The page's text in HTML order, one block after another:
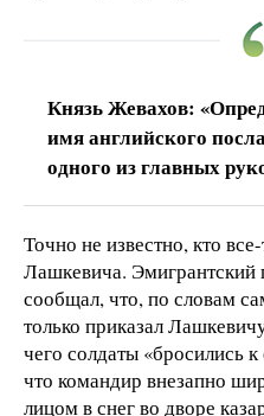
Князь Жевахов:
имя английского
одного из главных
Точно не известно, кто
Лашкевича.
сообщал, что, по словам
только приказал
чего солдаты «бросились
что командир внезапно
лицом в снег во дворе